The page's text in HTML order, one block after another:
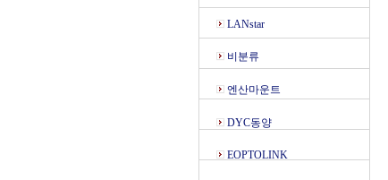
LANstar
비분류
엔산마운트
DYC동양
EOPTOLINK